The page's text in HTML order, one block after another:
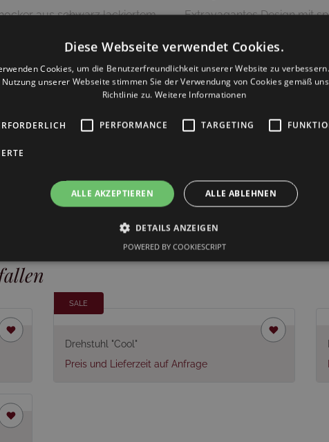
aus schwarz lackiertem
"Cool" überzeugt mit
Polsterung der Sitzschale.
Extravagantes Design mit
Pflegetipps
Reinigung mit
Keine Haushaltsreiniger
Dieser Artikel wird montiert
SALE
Drehstuhl "Cool"
Preis und Lieferzeit auf Anfrage
Diese Webseite verwendet Cookies.
Cookies, um die Benutzerfreundlichkeit unserer Website zu
unserer Webseite stimmen Sie der Verwendung von Cookies gemäß
Richtlinie zu.Weitere Informationen
PERFORMANCE TARGETING
ALLE AKZEPTIEREN ALLE ABLEHNEN
DETAILS ANZEIGEN
POWERED BY COOKIESCRIPT